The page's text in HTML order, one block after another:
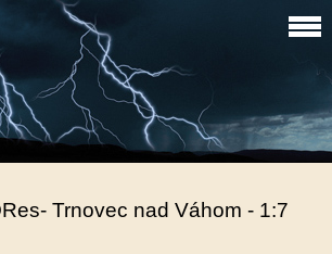
Trnovec nad Váhom - 1:7